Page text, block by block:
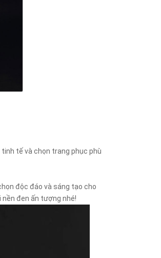
tế và chọn trang phục phù
độc đáo và sáng tạo cho
đen ấn tượng nhé!